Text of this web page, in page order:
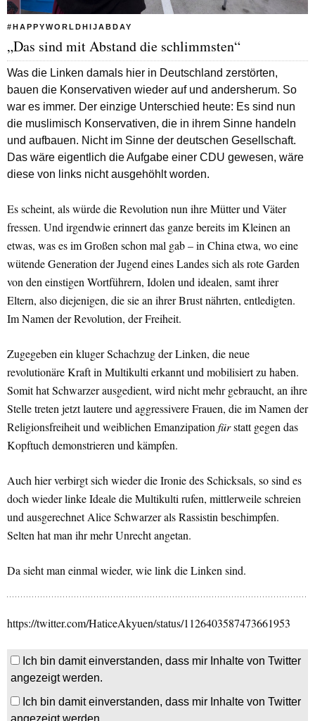
#HAPPYWORLDHIJABDAY
„Das sind mit Abstand die schlimmsten“
Was die Linken damals hier in Deutschland zerstörten,
bauen die Konservativen wieder auf und andersherum. So
war es immer. Der einzige Unterschied heute: Es sind nun
die muslimisch Konservativen, die in ihrem Sinne handeln
und aufbauen. Nicht im Sinne der deutschen Gesellschaft.
Das wäre eigentlich die Aufgabe einer CDU gewesen, wäre
diese von links nicht ausgehöhlt worden.
Es scheint, als würde die Revolution nun ihre Mütter und Väter
fressen. Und irgendwie erinnert das ganze bereits im Kleinen an
etwas, was es im Großen schon mal gab – in China etwa, wo eine
wütende Generation der Jugend eines Landes sich als rote Garden
von den einstigen Wortführern, Idolen und idealen, samt ihrer
Eltern, also diejenigen, die sie an ihrer Brust nährten, entledigten.
Im Namen der Revolution, der Freiheit.
Zugegeben ein kluger Schachzug der Linken, die neue
revolutionäre Kraft in Multikulti erkannt und mobilisiert zu haben.
Somit hat Schwarzer ausgedient, wird nicht mehr gebraucht, an ihre
Stelle treten jetzt lautere und aggressivere Frauen, die im Namen der
Religionsfreiheit und weiblichen Emanzipation fürstatt gegen das
Kopftuch demonstrieren und kämpfen.
Auch hier verbirgt sich wieder die Ironie des Schicksals, so sind es
doch wieder linke Ideale die Multikulti rufen, mittlerweile schreien
und ausgerechnet Alice Schwarzer als Rassistin beschimpfen.
Selten hat man ihr mehr Unrecht angetan.
Da sieht man einmal wieder, wie link die Linken sind.
https://twitter.com/HaticeAkyuen/status/1126403587473661953
Ich bin damit einverstanden, dass mir Inhalte von Twitter
angezeigt werden.
Ich bin damit einverstanden, dass mir Inhalte von Twitter
angezeigt werden.